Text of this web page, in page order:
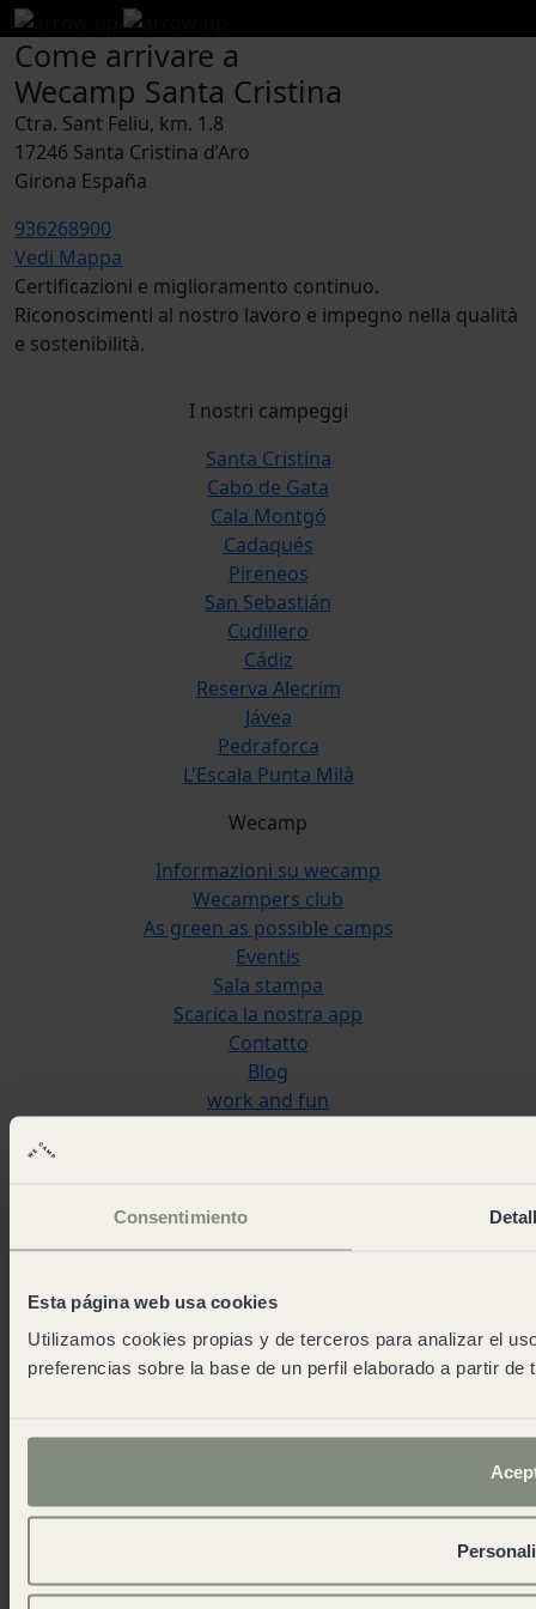
Consentimiento
Esta página web usa cookies
Utilizamos cookies propias y de terceros para analizar el
preferencias sobre la base de un perfil elaborado a partir
Come arrivare a
Wecamp Santa Cristina
Ctra. Sant Feliu, km. 1.8
17246 Santa Cristina d’Aro
Girona España
936268900
Vedi Mappa
Certificazioni e miglioramento continuo.
Riconoscimenti al nostro lavoro e impegno nella qualità
e sostenibilità.
I nostri campeggi
Santa Cristina
Cabo de Gata
Cala Montgó
Cadaqués
Pireneos
San Sebastián
Cudillero
Cádiz
Reserva Alecrim
Jávea
Pedraforca
L'Escala Punta Milà
Wecamp
Informazioni su wecamp
Wecampers club
As green as possible camps
Eventis
Sala stampa
Scarica la nostra app
Contatto
Blog
work and fun
wecamp headquarters
+34 900 056 003
Seguiteci su
Politica sulla privacy·Politica sui Cookie·Condizioni